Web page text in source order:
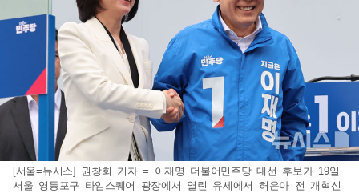
[서울=뉴시스] 권창회 기자 = 이재명 더불어민주당 대선 후보가 19일
서울 영등포구 타임스퀘어 광장에서 열린 유세에서 허은아 전 개혁신